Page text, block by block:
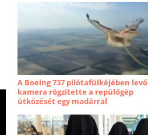
A Boeing 737 pilótafülkéjében levő
kamera rögzítette a repülőgép
ütközését egy madárral